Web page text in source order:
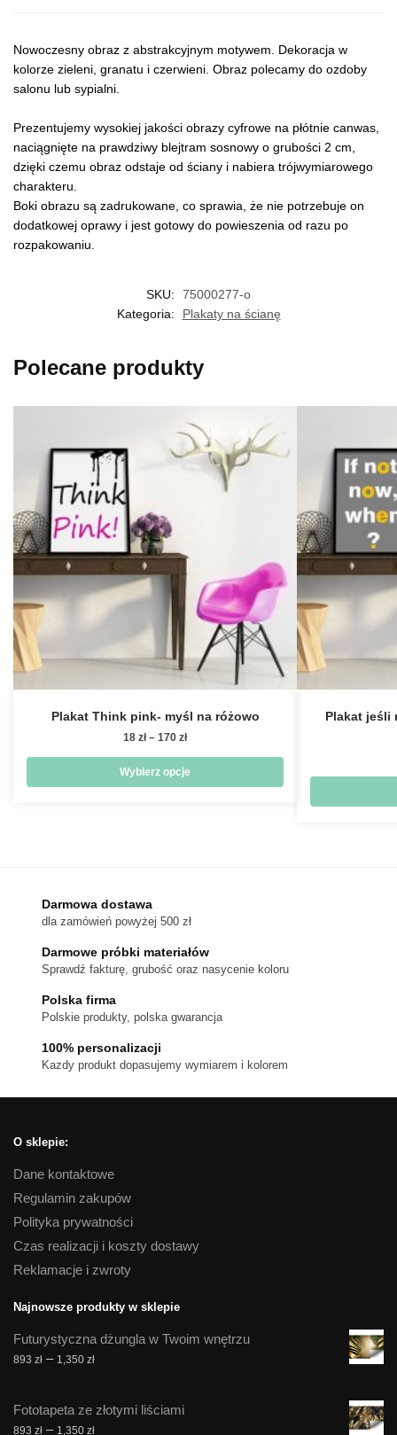
Nowoczesny obraz z abstrakcyjnym motywem. Dekoracja w
kolorze zieleni, granatu i czerwieni. Obraz polecamy do ozdoby
salonu lub sypialni.
Prezentujemy wysokiej jakości obrazy cyfrowe na płótnie canwas,
naciągnięte na prawdziwy blejtram sosnowy o grubości 2 cm,
dzięki czemu obraz odstaje od ściany i nabiera trójwymiarowego
charakteru.
Boki obrazu są zadrukowane, co sprawia, że nie potrzebuje on
dodatkowej oprawy i jest gotowy do powieszenia od razu po
rozpakowaniu.
SKU:
75000277-o
Kategoria:
Plakaty na ścianę
Polecane produkty
Plakat Think pink- myśl na różowo
18 zł – 170 złZakres
od
18 zł
Wybierz opcje
można
wybrać
na
produktu
Plakat jeśli
Darmowa dostawa
dla zamówień powyżej 500 zł
Darmowe próbki materiałów
Sprawdź fakturę, grubość oraz nasycenie koloru
Polska firma
Polskie produkty, polska gwarancja
100% personalizacji
Kazdy produkt dopasujemy wymiarem i kolorem
O sklepie:
Dane kontaktowe
Regulamin zakupów
Polityka prywatności
Czas realizacji i koszty dostawy
Reklamacje i zwroty
Najnowsze produkty w sklepie
Futurystyczna dżungla w Twoim wnętrzu
893 zł – 1,350 złZakres
893 zł
Fototapeta ze złotymi liściami
893 zł – 1,350 złZakres